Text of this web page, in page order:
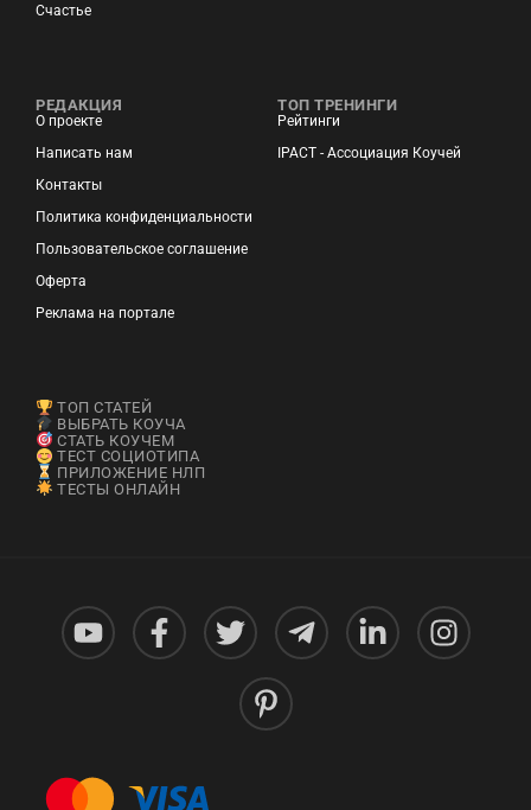
Счастье
РЕДАКЦИЯ
О проекте
Написать нам
Контакты
Политика конфиденциальности
Пользовательское соглашение
Оферта
Реклама на портале
ТОП ТРЕНИНГИ
Рейтинги
IPACT - Ассоциация Коучей
ТОП СТАТЕЙ
ВЫБРАТЬ КОУЧА
СТАТЬ КОУЧЕМ
ТЕСТ СОЦИОТИПА
ПРИЛОЖЕНИЕ НЛП
ТЕСТЫ ОНЛАЙН